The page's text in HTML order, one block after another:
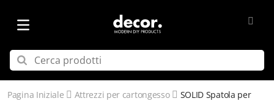
Pagina Iniziale Attrezzi per cartongesso
SOLID Spatola per